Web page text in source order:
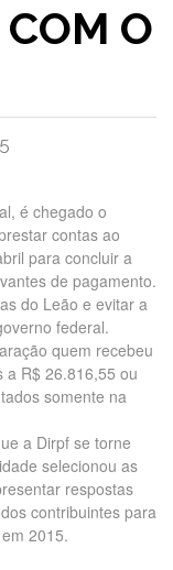
O
é chegado o
contas ao
para concluir a
de pagamento.
do Leão e evitar a
federal.
quem recebeu
a R$ 26.816,55 ou
somente na
a Dirpf se torne
selecionou as
respostas
contribuintes para
2015.